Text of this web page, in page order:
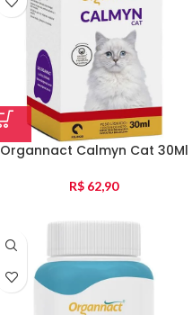
Organnact Calmyn Cat 30Ml
R$ 62,90